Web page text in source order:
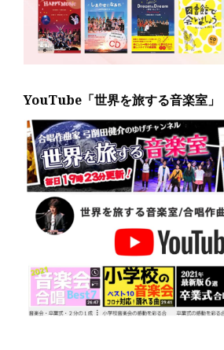
YouTube「世界を旅する音楽室」